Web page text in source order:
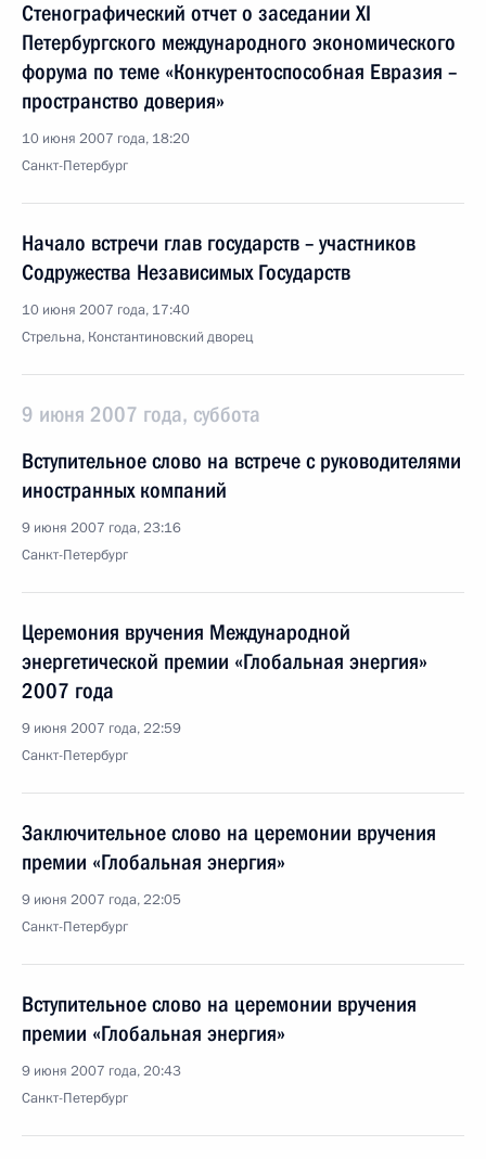
Стенографический отчет о заседании XI
Петербургского международного экономического
форума по теме «Конкурентоспособная Евразия –
пространство доверия»
10 июня 2007 года, 18:20
Санкт-Петербург
Начало встречи глав государств – участников
Содружества Независимых Государств
10 июня 2007 года, 17:40
Стрельна, Константиновский дворец
9 июня 2007 года, суббота
Вступительное слово на встрече с руководителями
иностранных компаний
9 июня 2007 года, 23:16
Санкт-Петербург
Церемония вручения Международной
энергетической премии «Глобальная энергия»
2007 года
9 июня 2007 года, 22:59
Санкт-Петербург
Заключительное слово на церемонии вручения
премии «Глобальная энергия»
9 июня 2007 года, 22:05
Санкт-Петербург
Вступительное слово на церемонии вручения
премии «Глобальная энергия»
9 июня 2007 года, 20:43
Санкт-Петербург